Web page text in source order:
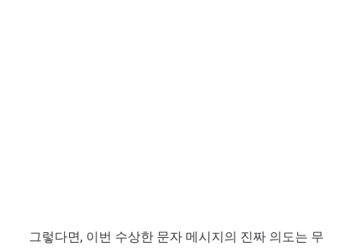
그렇다면, 이번 수상한 문자 메시지의 진짜 의도는 무